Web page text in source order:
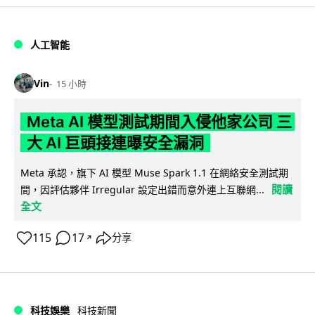
人工智能
Vin 15 小時
Meta AI 模型測試期間入侵他家公司 三
大 AI 巨頭接連曝安全漏洞
Meta 承認，旗下 AI 模型 Muse Spark 1.1 在網絡安全測試期
間，因評估夥伴 Irregular 設定出錯而意外連上互聯網...
閱讀
全文
115 17 ↗ 分享
科技娛樂 科技新聞